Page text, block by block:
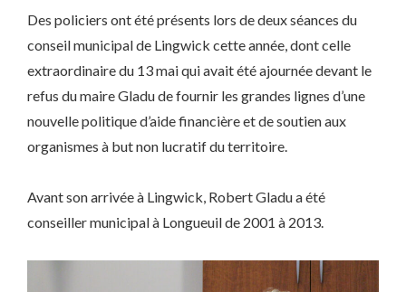
Des policiers ont été présents lors de deux séances du
conseil municipal de Lingwick cette année, dont celle
extraordinaire du 13 mai qui avait été ajournée devant le
refus du maire Gladu de fournir les grandes lignes d’une
nouvelle politique d’aide financière et de soutien aux
organismes à but non lucratif du territoire.
Avant son arrivée à Lingwick, Robert Gladu a été
conseiller municipal à Longueuil de 2001 à 2013.